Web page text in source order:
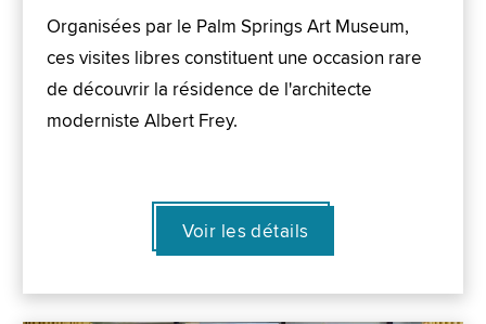
Organisées par le Palm Springs Art Museum,
ces visites libres constituent une occasion rare
de découvrir la résidence de l'architecte
moderniste Albert Frey.
Voir les détails